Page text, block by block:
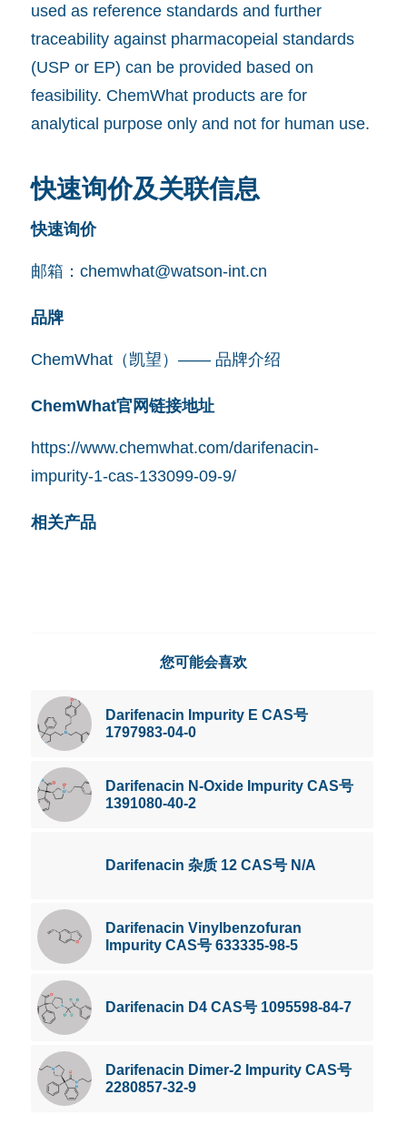
used as reference standards and further
traceability against pharmacopeial standards
(USP or EP) can be provided based on
feasibility. ChemWhat products are for
analytical purpose only and not for human use.
快速询价及关联信息
快速询价
邮箱： chemwhat@watson-int.cn
品牌
ChemWhat（凯望）—— 品牌介绍
ChemWhat官网链接地址
https://www.chemwhat.com/darifenacin-
impurity-1-cas-133099-09-9/
相关产品
您可能会喜欢
Darifenacin Impurity E CAS号
1797983-04-0
Darifenacin N-Oxide Impurity CAS号
1391080-40-2
Darifenacin 杂质 12 CAS号 N/A
Darifenacin Vinylbenzofuran
Impurity CAS号 633335-98-5
Darifenacin D4 CAS号 1095598-84-7
Darifenacin Dimer-2 Impurity CAS号
2280857-32-9